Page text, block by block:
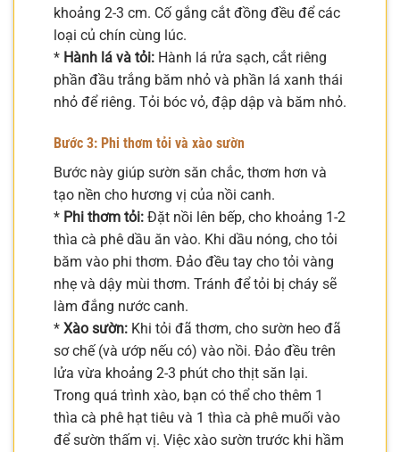
khoảng 2-3 cm. Cố gắng cắt đồng đều để các
loại củ chín cùng lúc.
* Hành lá và tỏi: Hành lá rửa sạch, cắt riêng
phần đầu trắng băm nhỏ và phần lá xanh thái
nhỏ để riêng. Tỏi bóc vỏ, đập dập và băm nhỏ.
Bước 3: Phi thơm tỏi và xào sườn
Bước này giúp sườn săn chắc, thơm hơn và
tạo nền cho hương vị của nồi canh.
* Phi thơm tỏi: Đặt nồi lên bếp, cho khoảng 1-2
thìa cà phê dầu ăn vào. Khi dầu nóng, cho tỏi
băm vào phi thơm. Đảo đều tay cho tỏi vàng
nhẹ và dậy mùi thơm. Tránh để tỏi bị cháy sẽ
làm đắng nước canh.
* Xào sườn: Khi tỏi đã thơm, cho sườn heo đã
sơ chế (và ướp nếu có) vào nồi. Đảo đều trên
lửa vừa khoảng 2-3 phút cho thịt săn lại.
Trong quá trình xào, bạn có thể cho thêm 1
thìa cà phê hạt tiêu và 1 thìa cà phê muối vào
để sườn thấm vị. Việc xào sườn trước khi hầm